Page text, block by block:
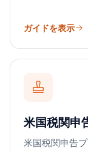
ガイドを表示
米国税関申
米国税関申告